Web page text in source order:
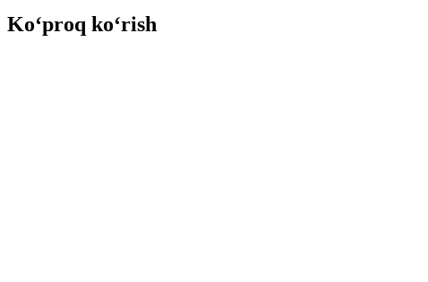
Ko‘proq ko‘rish